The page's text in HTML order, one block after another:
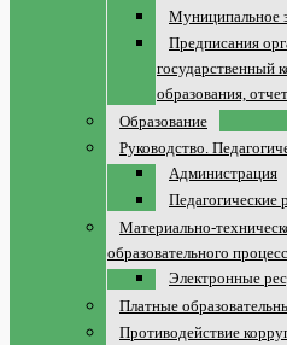
Муниципальное
Предписания
государственный
образования,
Образование
Руководство.
Администрация
Педагогические
Материально-
образовательного
Электронные
Платные
Противодействие